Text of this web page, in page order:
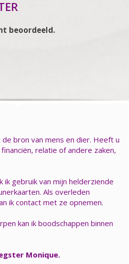
beoordeeld.
bron van mens en dier. Heeft u
relatie of andere zaken,
ik gebruik van mijn helderziende
Als overleden
ik contact met ze opnemen.
kan ik boodschappen binnen
Monique.